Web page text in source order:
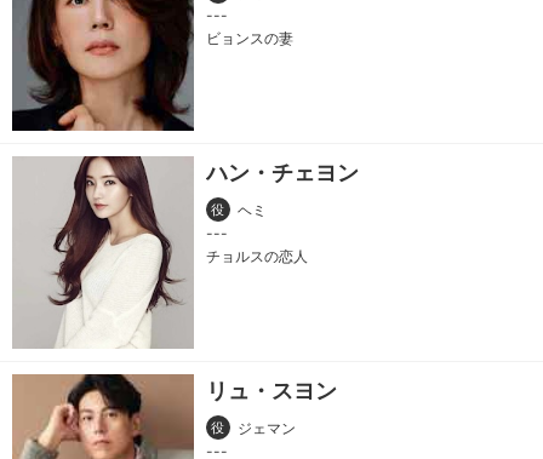
ビョンスの妻
ハン・チェヨン
役 ヘミ
チョルスの恋人
リュ・スヨン
役 ジェマン